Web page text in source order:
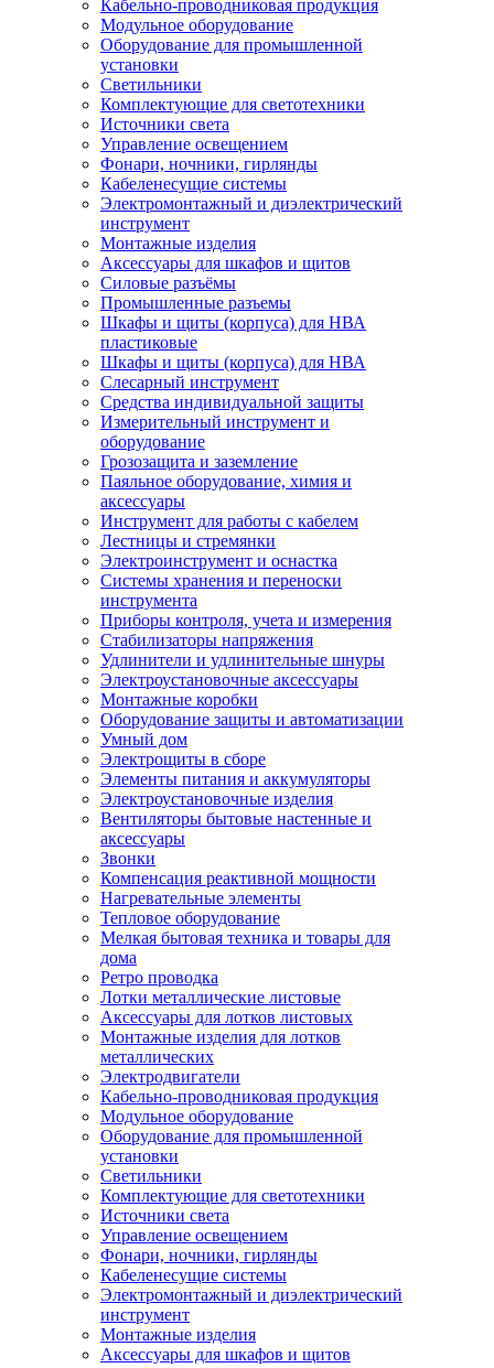
Кабельно-проводниковая продукция
Модульное оборудование
Оборудование для промышленной
установки
Светильники
Комплектующие для светотехники
Источники света
Управление освещением
Фонари, ночники, гирлянды
Кабеленесущие системы
Электромонтажный и диэлектрический
инструмент
Монтажные изделия
Аксессуары для шкафов и щитов
Силовые разъёмы
Промышленные разъемы
Шкафы и щиты (корпуса) для НВА
пластиковые
Шкафы и щиты (корпуса) для НВА
Слесарный инструмент
Средства индивидуальной защиты
Измерительный инструмент и
оборудование
Грозозащита и заземление
Паяльное оборудование, химия и
аксессуары
Инструмент для работы с кабелем
Лестницы и стремянки
Электроинструмент и оснастка
Системы хранения и переноски
инструмента
Приборы контроля, учета и измерения
Стабилизаторы напряжения
Удлинители и удлинительные шнуры
Электроустановочные аксессуары
Монтажные коробки
Оборудование защиты и автоматизации
Умный дом
Электрощиты в сборе
Элементы питания и аккумуляторы
Электроустановочные изделия
Вентиляторы бытовые настенные и
аксессуары
Звонки
Компенсация реактивной мощности
Нагревательные элементы
Тепловое оборудование
Мелкая бытовая техника и товары для
дома
Ретро проводка
Лотки металлические листовые
Аксессуары для лотков листовых
Монтажные изделия для лотков
металлических
Электродвигатели
Кабельно-проводниковая продукция
Модульное оборудование
Оборудование для промышленной
установки
Светильники
Комплектующие для светотехники
Источники света
Управление освещением
Фонари, ночники, гирлянды
Кабеленесущие системы
Электромонтажный и диэлектрический
инструмент
Монтажные изделия
Аксессуары для шкафов и щитов